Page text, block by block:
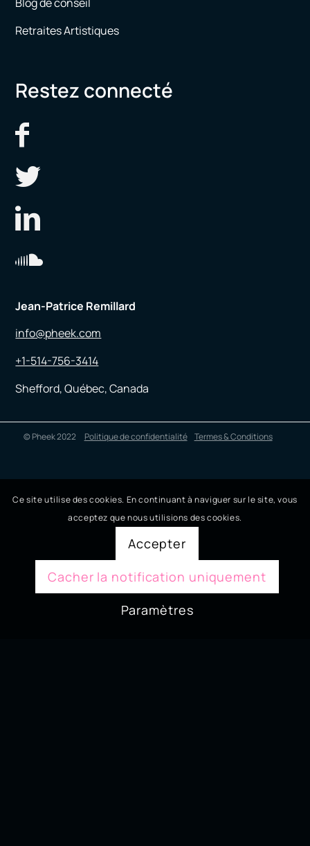
Retraites Artistiques
Restez connecté
Jean-Patrice Remillard
info@pheek.com
+1-514-756-3414
Shefford, Québec, Canada
© Pheek 2022 Politique de confidentialité Termes & Conditions
Ce site utilise des cookies. En continuant à naviguer sur le site, vous
acceptez que nous utilisions des cookies.
Accepter
Cacher la notification uniquement
Paramètres